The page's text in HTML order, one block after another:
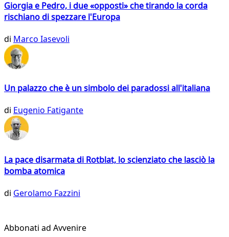
Giorgia e Pedro, i due «opposti» che tirando la corda
rischiano di spezzare l'Europa
di Marco Iasevoli
Un palazzo che è un simbolo dei paradossi all'italiana
di Eugenio Fatigante
La pace disarmata di Rotblat, lo scienziato che lasciò la
bomba atomica
di Gerolamo Fazzini
Abbonati ad Avvenire